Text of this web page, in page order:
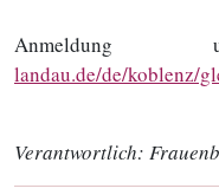
landau.de/de/koblenz/
Verantwortlich: